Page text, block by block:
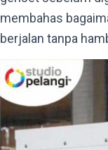
membahas
berjalan tanpa